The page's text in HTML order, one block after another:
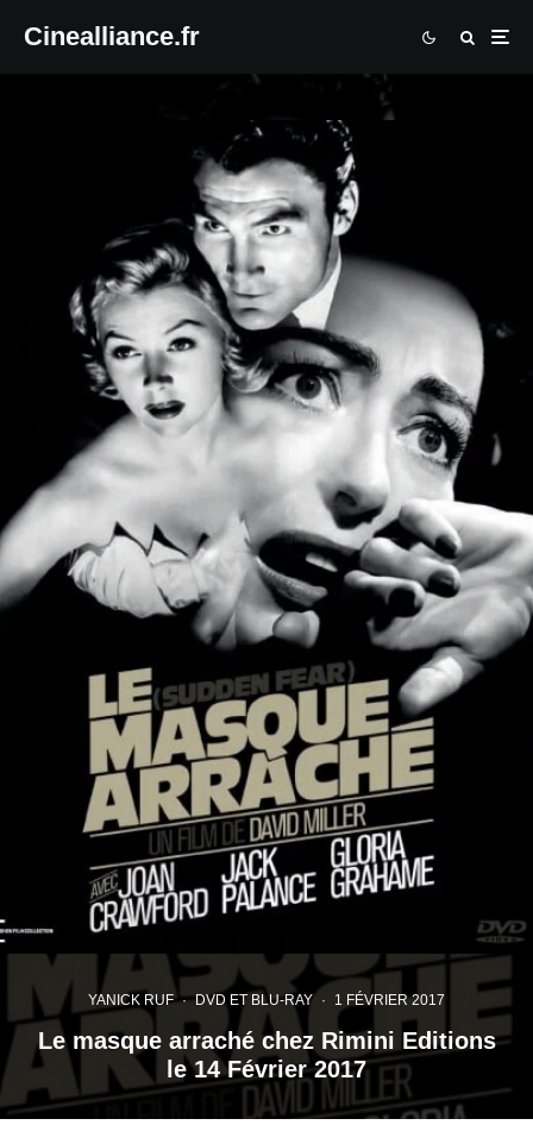
Cinealliance.fr
YANICK RUF · DVD ET BLU-RAY · 1 FÉVRIER 2017
Le masque arraché chez Rimini Editions
le 14 Février 2017